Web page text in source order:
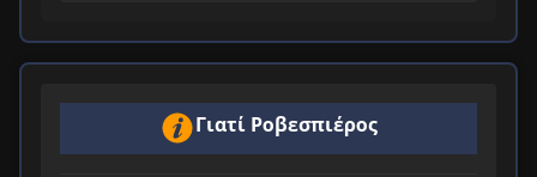
Γιατί Ροβεσπιέρος